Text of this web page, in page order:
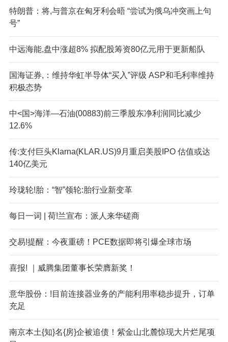
特朗普：将,与普京在匈牙利会晤 “尝试为俄乌冲突画上句
号”
中远海能,盘中涨超8% 拟配股筹资80亿元用于更新船队
国海证券,：维持华虹半导体“买入”评级 ASP和毛利率维持
积极态势
中<国>海洋—石油(00883)前三季股东净利润同比减少
12.6%
传:支付巨头Klarna(KLAR.US)9月重启美股IPO 估值或达
140亿美元
玲珑轮!胎：“智”领轮:胎行业新变革
每日一词 | 荷!兰宣布：派人来华磋商
交易!提醒：今夜重磅！PCE数据即将引爆全球市场
喜报! ｜威腾集团董事长荣膺新奖！
意华股份：!目前连接器业务的产能利用率稳步提升，订单
充足
南京本土{知}名{房}企被追债！紫金山北麓惊现大片烂尾项